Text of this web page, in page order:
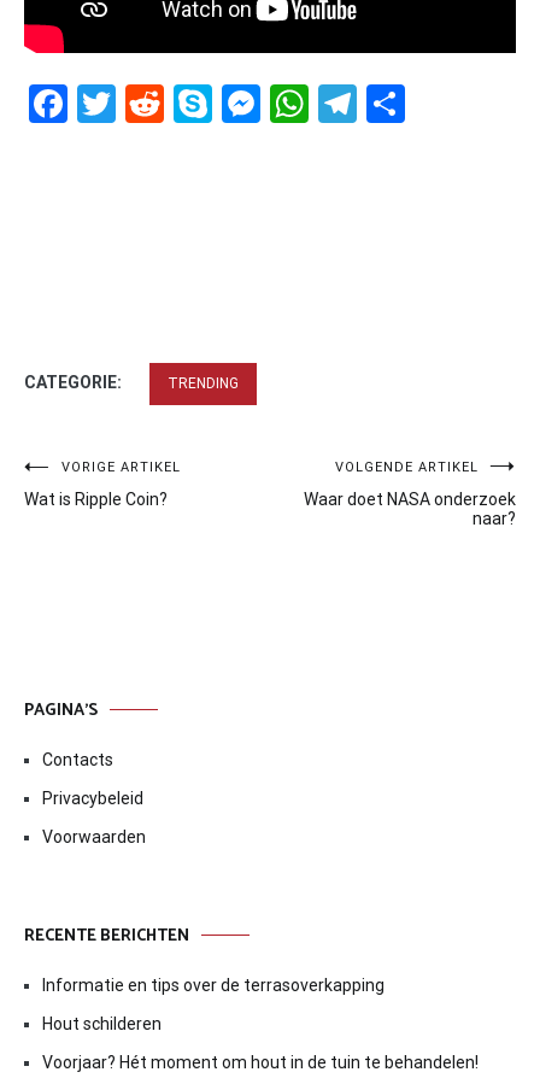
Facebook
Twitter
RedditSkypeMessenger
WhatsApp
Telegram
CATEGORIE: TRENDING
Bericht
navigatie
VORIGE ARTIKEL
Wat is Ripple Coin?
VOLGENDE ARTIKEL
Waar doet NASA onderzoek
naar?
PAGINA’S
Contacts
Privacybeleid
Voorwaarden
RECENTE BERICHTEN
Informatie en tips over de terrasoverkapping
Hout schilderen
Voorjaar? Hét moment om hout in de tuin te behandelen!